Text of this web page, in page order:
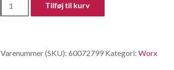
Tilføj til kurv
Varenummer (SKU): 60072799 Kategori: Worx